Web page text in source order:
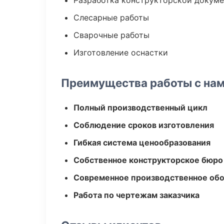
Слесарные работы
Сварочные работы
Изготовление оснастки
Преимущества работы с
Полный производственный цикл
Соблюдение сроков изготовления
Гибкая система ценообразования
Собственное конструкторское бюро
Современное производственное
Работа по чертежам заказчика